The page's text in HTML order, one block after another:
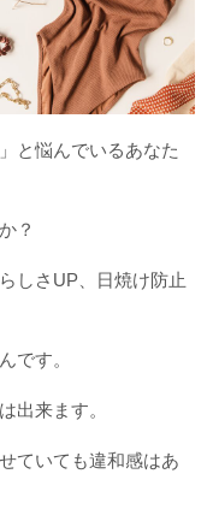
と悩んでいるあなた
？
しさUP、日焼け防止
んです。
出来ます。
ていても違和感はあ